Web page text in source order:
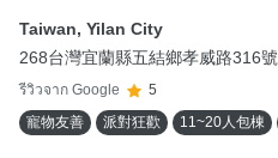
Taiwan, Yilan City
268台灣宜蘭縣五結鄉孝威路316號
รีวิวจาก Google
5
寵物友善
派對狂歡 11~20人包棟